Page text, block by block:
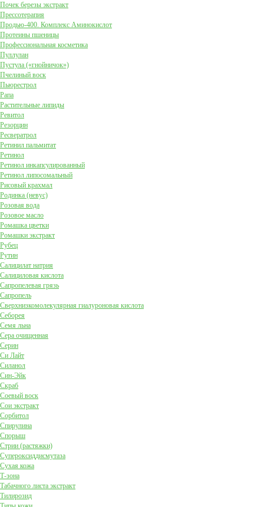
Почек березы экстракт
Прессотерапия
Продью-400. Комплекс Аминокислот
Протеины пшеницы
Профессиональная косметика
Пуллулан
Пустула («гнойничок»)
Пчелиный воск
Пьюрестрол
Рапа
Растительные липиды
Ревитол
Резорцин
Ресвератрол
Ретинил пальмитат
Ретинол
Ретинол инкапсулированный
Ретинол липосомальный
Рисовый крахмал
Родинка (невус)
Розовая вода
Розовое масло
Ромашка цветки
Ромашки экстракт
Рубец
Рутин
Салицилат натрия
Салициловая кислота
Сапропелевая грязь
Сапропель
Сверхнизкомолекулярная гиалуроновая кислота
Себорея
Семя льна
Сера очищенная
Серин
Си Лайт
Силанол
Син-Эйк
Скраб
Соевый воск
Сои экстракт
Сорбитол
Спирулина
Спорыш
Стрии (растяжки)
Супероксиддисмутаза
Сухая кожа
Т-зона
Табачного листа экстракт
Тилирозид